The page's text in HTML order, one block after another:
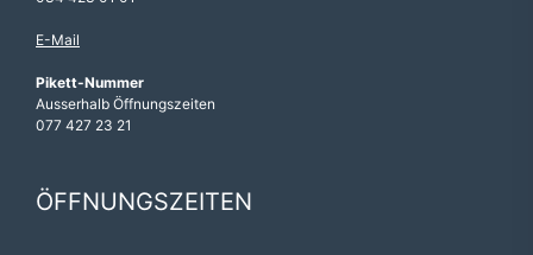
E-Mail
Pikett-Nummer
Ausserhalb Öffnungszeiten
077 427 23 21
ÖFFNUNGSZEITEN